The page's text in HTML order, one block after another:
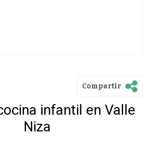
Compartir
infantil en Valle
Niza